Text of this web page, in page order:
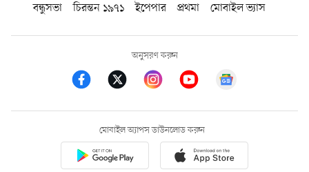
বন্ধুসভা
চিরন্তন ১৯৭১ ইপেপার প্রথমা মোবাইল ভ্যাস
অনুসরণ করুন
মোবাইল অ্যাপস ডাউনলোড করুন